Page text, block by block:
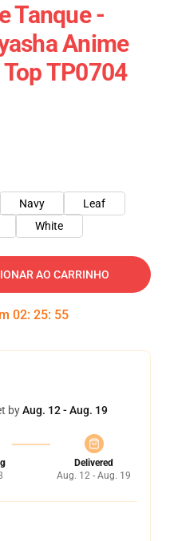
Tanque -
Anime
TP0704
Navy
Leaf
White
AO CARRINHO
02: 25: 54
byAug. 12 - Aug. 19
Delivered
Aug. 12 - Aug. 19